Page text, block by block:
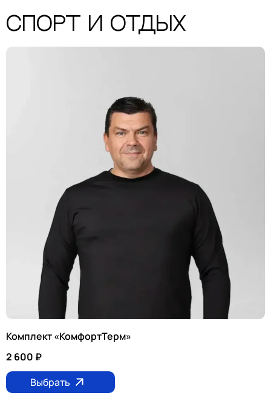
Спорт и отдых
Комплект «КомфортТерм»
2 600 ₽
Выбрать